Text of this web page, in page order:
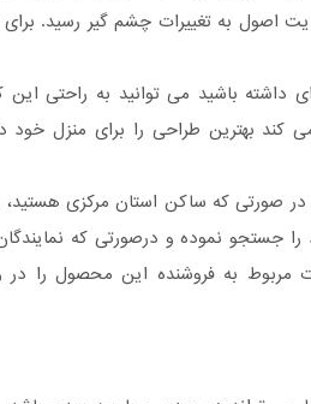
اصول به تغییرات چشم گیر رسید.
داشته باشید می توانید به راحتی
بهترین طراحی را برای منزل خود
در صورتی که ساکن استان مرکزی
را جستجو نموده و درصورتی‌ که
مربوط به فروشنده این محصول را